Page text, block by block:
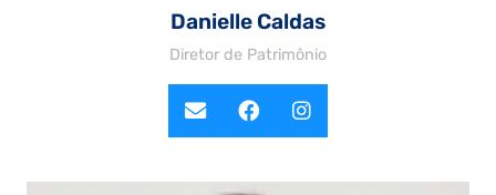
Danielle Caldas
Diretor de Patrimônio